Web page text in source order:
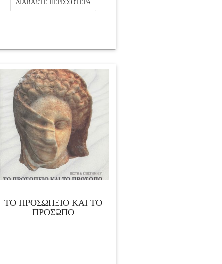
ΤΟ ΠΡΟΣΩΠΕΙΟ ΚΑΙ ΤΟ
ΠΡΟΣΩΠΟ